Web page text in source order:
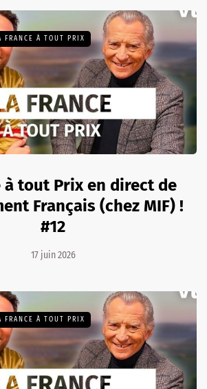
FRANCE À TOUT PRIX
à tout Prix en direct de
Français (chez MIF) !
#12
17 juin 2026
FRANCE À TOUT PRIX